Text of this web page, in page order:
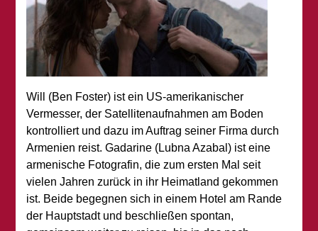
Will (Ben Foster) ist ein US-amerikanischer
Vermesser, der Satellitenaufnahmen am Boden
kontrolliert und dazu im Auftrag seiner Firma durch
Armenien reist. Gadarine (Lubna Azabal) ist eine
armenische Fotografin, die zum ersten Mal seit
vielen Jahren zurück in ihr Heimatland gekommen
ist. Beide begegnen sich in einem Hotel am Rande
der Hauptstadt und beschließen spontan,